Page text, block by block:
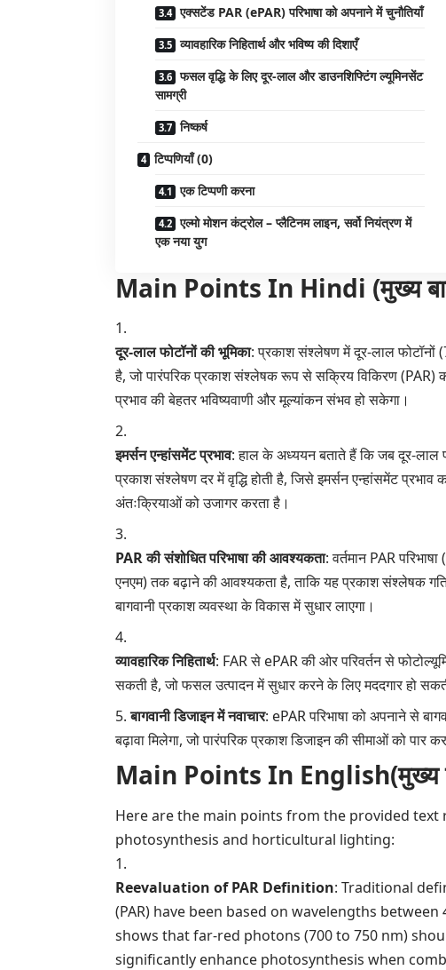
एक्सटेंड PAR (ePAR) परिभाषा को अपनाने में चुनौतियाँ
व्यावहारिक निहितार्थ और भविष्य की दिशाएँ
फसल वृद्धि के लिए दूर-लाल और डाउनशिफ्टिंग ल्यूमिनसेंट
सामग्री
निष्कर्ष
टिप्पणियाँ (0)
एक टिप्पणी करना
एल्मो मोशन कंट्रोल – प्लैटिनम लाइन, सर्वो नियंत्रण में
एक नया युग
Main Points In Hindi (मुख्य बातें
दूर-लाल फोटॉनों की भूमिका: प्रकाश संश्लेषण में दूर-लाल फोटॉनों
है, जो पारंपरिक प्रकाश संश्लेषक रूप से सक्रिय विकिरण (PAR)
प्रभाव की बेहतर भविष्यवाणी और मूल्यांकन संभव हो सकेगा।
इमर्सन एन्हांसमेंट प्रभाव: हाल के अध्ययन बताते हैं कि जब दूर-लाल
प्रकाश संश्लेषण दर में वृद्धि होती है, जिसे इमर्सन एन्हांसमेंट
अंतःक्रियाओं को उजागर करता है।
PAR की संशोधित परिभाषा की आवश्यकता: वर्तमान PAR
एनएम) तक बढ़ाने की आवश्यकता है, ताकि यह प्रकाश संश्लेषक
बागवानी प्रकाश व्यवस्था के विकास में सुधार लाएगा।
व्यावहारिक निहितार्थ: FAR से ePAR की ओर परिवर्तन से
सकती है, जो फसल उत्पादन में सुधार करने के लिए मददगार हो
बागवानी डिजाइन में नवाचार: ePAR परिभाषा को अपनाने से
बढ़ावा मिलेगा, जो पारंपरिक प्रकाश डिजाइन की सीमाओं को पार
Main Points In English(मुख्य
Here are the main points from the provided
photosynthesis and horticultural lighting:
Reevaluation of PAR Definition: Traditional
(PAR) have been based on wavelengths
shows that far-red photons (700 to 750 nm)
significantly enhance photosynthesis when